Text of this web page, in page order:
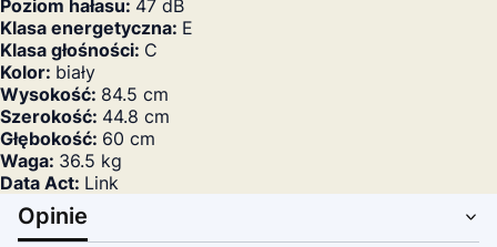
Poziom hałasu: 47 dB
Klasa energetyczna: E
Klasa głośności: C
Kolor: biały
Wysokość: 84.5 cm
Szerokość: 44.8 cm
Głębokość: 60 cm
Waga: 36.5 kg
Data Act: Link
Opinie